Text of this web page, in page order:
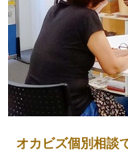
オカビズ個別相談